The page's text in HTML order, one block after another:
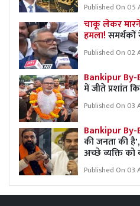
Published On 05
चाकू लेकर
हमला!समर्थकों
Published On 02
Bankipur
में जीते प्रशांत
Published On 03
Bankipur
की जनता की
अच्छे व्यक्ति को
Published On 03